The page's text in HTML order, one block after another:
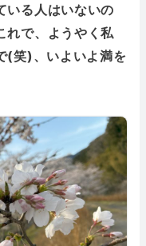
いる人はいないの
れで、ようやく私
(笑)、いよいよ満を